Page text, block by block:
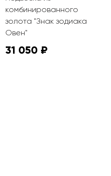
комбинированного
золота "Знак зодиака
Овен"
31 050 ₽